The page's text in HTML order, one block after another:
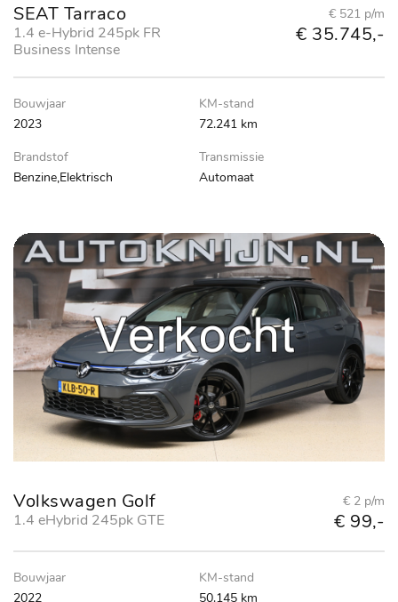
SEAT Tarraco
1.4 e-Hybrid 245pk FR
Business Intense
€ 521 p/m
€ 35.745,-
Bouwjaar
2023
KM-stand
72.241 km
Brandstof
Benzine,Elektrisch
Transmissie
Automaat
Volkswagen Golf
1.4 eHybrid 245pk GTE
€ 2 p/m
€ 99,-
Bouwjaar
2022
KM-stand
50.145 km